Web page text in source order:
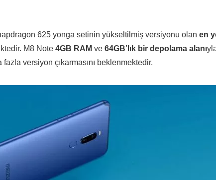
625 yonga setinin yükseltilmiş versiyonu olan en
M8 Note 4GB RAM ve 64GB’lık bir depolama alanı
versiyon çıkarmasını beklenmektedir.